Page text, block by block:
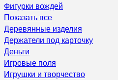
Фигурки вождей
Показать все
Деревянные изделия
Держатели под карточку
Деньги
Игровые поля
Игрушки и творчество